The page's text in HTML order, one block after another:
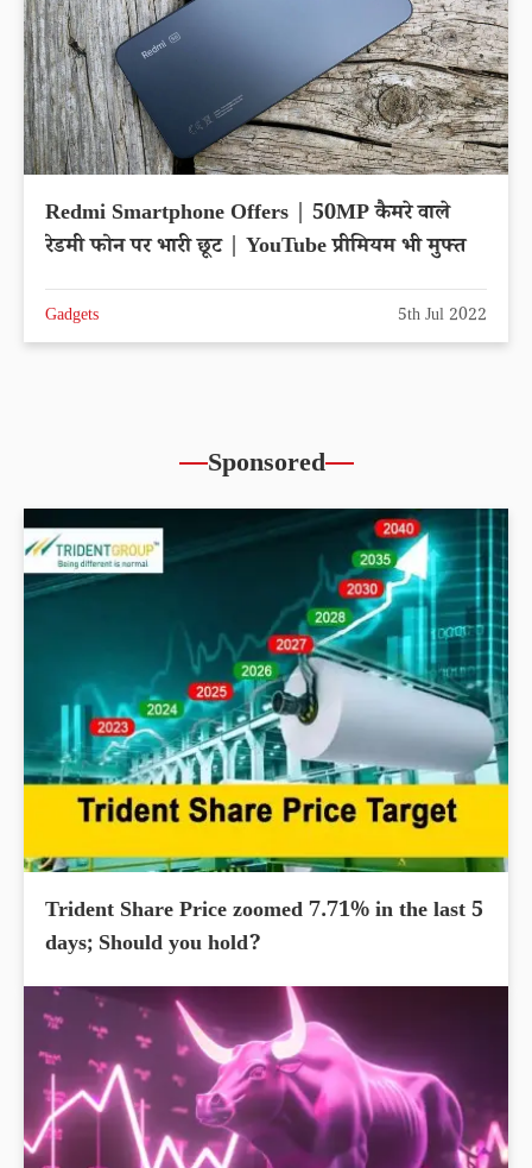
Redmi Smartphone Offers | 50MP कैमरे वाले
रेडमी फोन पर भारी छूट | YouTube प्रीमियम भी मुफ्त
Gadgets 5th Jul 2022
Sponsored
Trident Share Price zoomed 7.71% in the last 5
days; Should you hold?